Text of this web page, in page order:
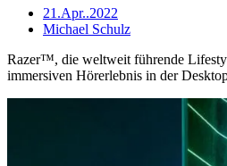
21.Apr..2022
Michael Schulz
Razer™, die weltweit führende
immersiven Hörerlebnis in der